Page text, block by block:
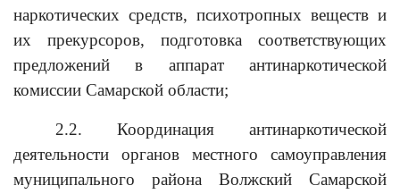
наркотических средств, психотропных веществ и
их прекурсоров, подготовка соответствующих
предложений в аппарат антинаркотической
комиссии Самарской области;
2.2. Координация антинаркотической
деятельности органов местного самоуправления
муниципального района Волжский Самарской